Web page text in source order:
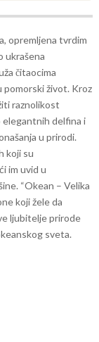
opremljena tvrdim
ukrašena
čitaocima
pomorski život. Kroz
raznolikost
elegantnih delfina i
u prirodi.
koji su
im uvid u
“Okean – Velika
koji žele da
ljubitelje prirode
sveta.